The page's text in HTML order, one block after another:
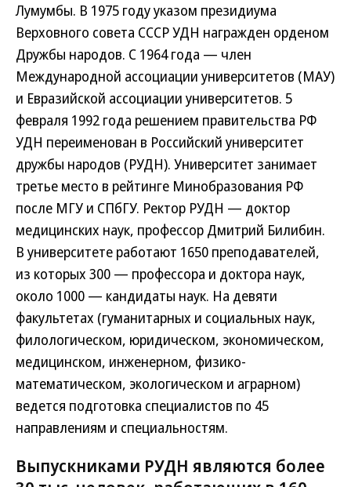
Лумумбы. В 1975 году указом президиума
Верховного совета СССР УДН награжден орденом
Дружбы народов. С 1964 года — член
Международной ассоциации университетов (МАУ)
и Евразийской ассоциации университетов. 5
февраля 1992 года решением правительства РФ
УДН переименован в Российский университет
дружбы народов (РУДН). Университет занимает
третье место в рейтинге Минобразования РФ
после МГУ и СПбГУ. Ректор РУДН — доктор
медицинских наук, профессор Дмитрий Билибин.
В университете работают 1650 преподавателей,
из которых 300 — профессора и доктора наук,
около 1000 — кандидаты наук. На девяти
факультетах (гуманитарных и социальных наук,
филологическом, юридическом, экономическом,
медицинском, инженерном, физико-
математическом, экологическом и аграрном)
ведется подготовка специалистов по 45
направлениям и специальностям.
Выпускниками РУДН являются более